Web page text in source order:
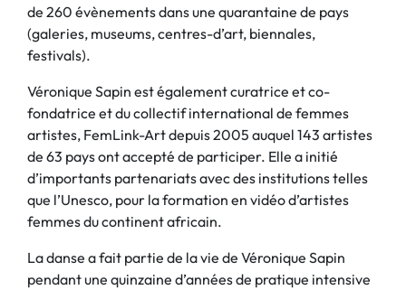
de 260 évènements dans une quarantaine de pays
(galeries, museums, centres-d’art, biennales,
festivals).
Véronique Sapin est également curatrice et co-
fondatrice et du collectif international de femmes
artistes, FemLink-Art depuis 2005 auquel 143 artistes
de 63 pays ont accepté de participer. Elle a initié
d’importants partenariats avec des institutions telles
que l’Unesco, pour la formation en vidéo d’artistes
femmes du continent africain.
La danse a fait partie de la vie de Véronique Sapin
pendant une quinzaine d’années de pratique intensive